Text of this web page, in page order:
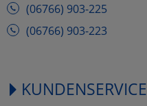
(06766) 903-225
(06766) 903-223
KUNDENSERVICE